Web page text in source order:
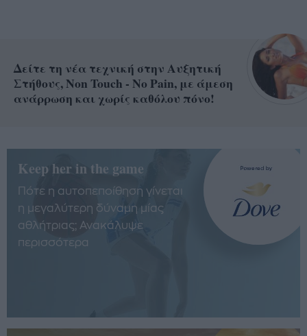
Δείτε τη νέα τεχνική στην Αυξητική
Στήθους, Non Touch - No Pain, με άμεση
ανάρρωση και χωρίς καθόλου πόνο!
Keep her in the game
Πότε η αυτοπεποίθηση γίνεται
η μεγαλύτερη δύναμη μίας
αθλήτριας; Ανακάλυψε
περισσότερα